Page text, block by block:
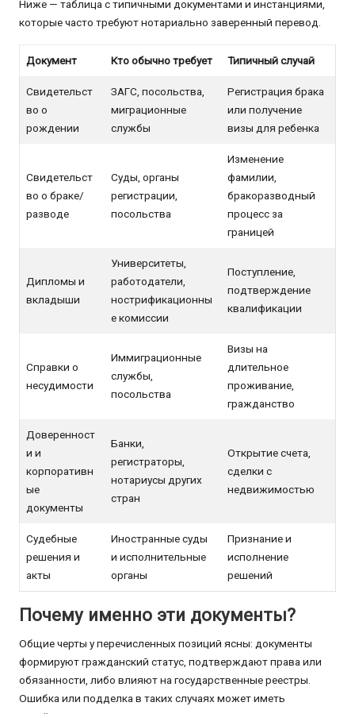
Ниже — таблица с типичными документами и инстанциями,
которые часто требуют нотариально заверенный перевод.
Документ Кто обычно требует Типичный случай
Свидетельст
во о
рождении
ЗАГС, посольства,
миграционные
службы
Регистрация брака
или получение
визы для ребенка
Свидетельст
во о браке/
разводе
Суды, органы
регистрации,
посольства
Изменение
фамилии,
бракоразводный
процесс за
границей
Дипломы и
вкладыши
Университеты,
работодатели,
нострификационны
е комиссии
Поступление,
подтверждение
квалификации
Справки о
несудимости
Иммиграционные
службы,
посольства
Визы на
длительное
проживание,
гражданство
Доверенност
и и
корпоративн
ые
документы
Банки,
регистраторы,
нотариусы других
стран
Открытие счета,
сделки с
недвижимостью
Судебные
решения и
акты
Иностранные суды
и исполнительные
органы
Признание и
исполнение
решений
Почему именно эти документы?
Общие черты у перечисленных позиций ясны: документы
формируют гражданский статус, подтверждают права или
обязанности, либо влияют на государственные реестры.
Ошибка или подделка в таких случаях может иметь